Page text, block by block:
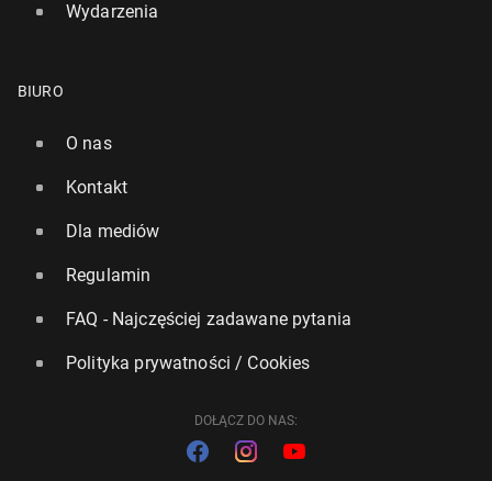
Wydarzenia
BIURO
O nas
Kontakt
Dla mediów
Regulamin
FAQ - Najczęściej zadawane pytania
Polityka prywatności / Cookies
DOŁĄCZ DO NAS: